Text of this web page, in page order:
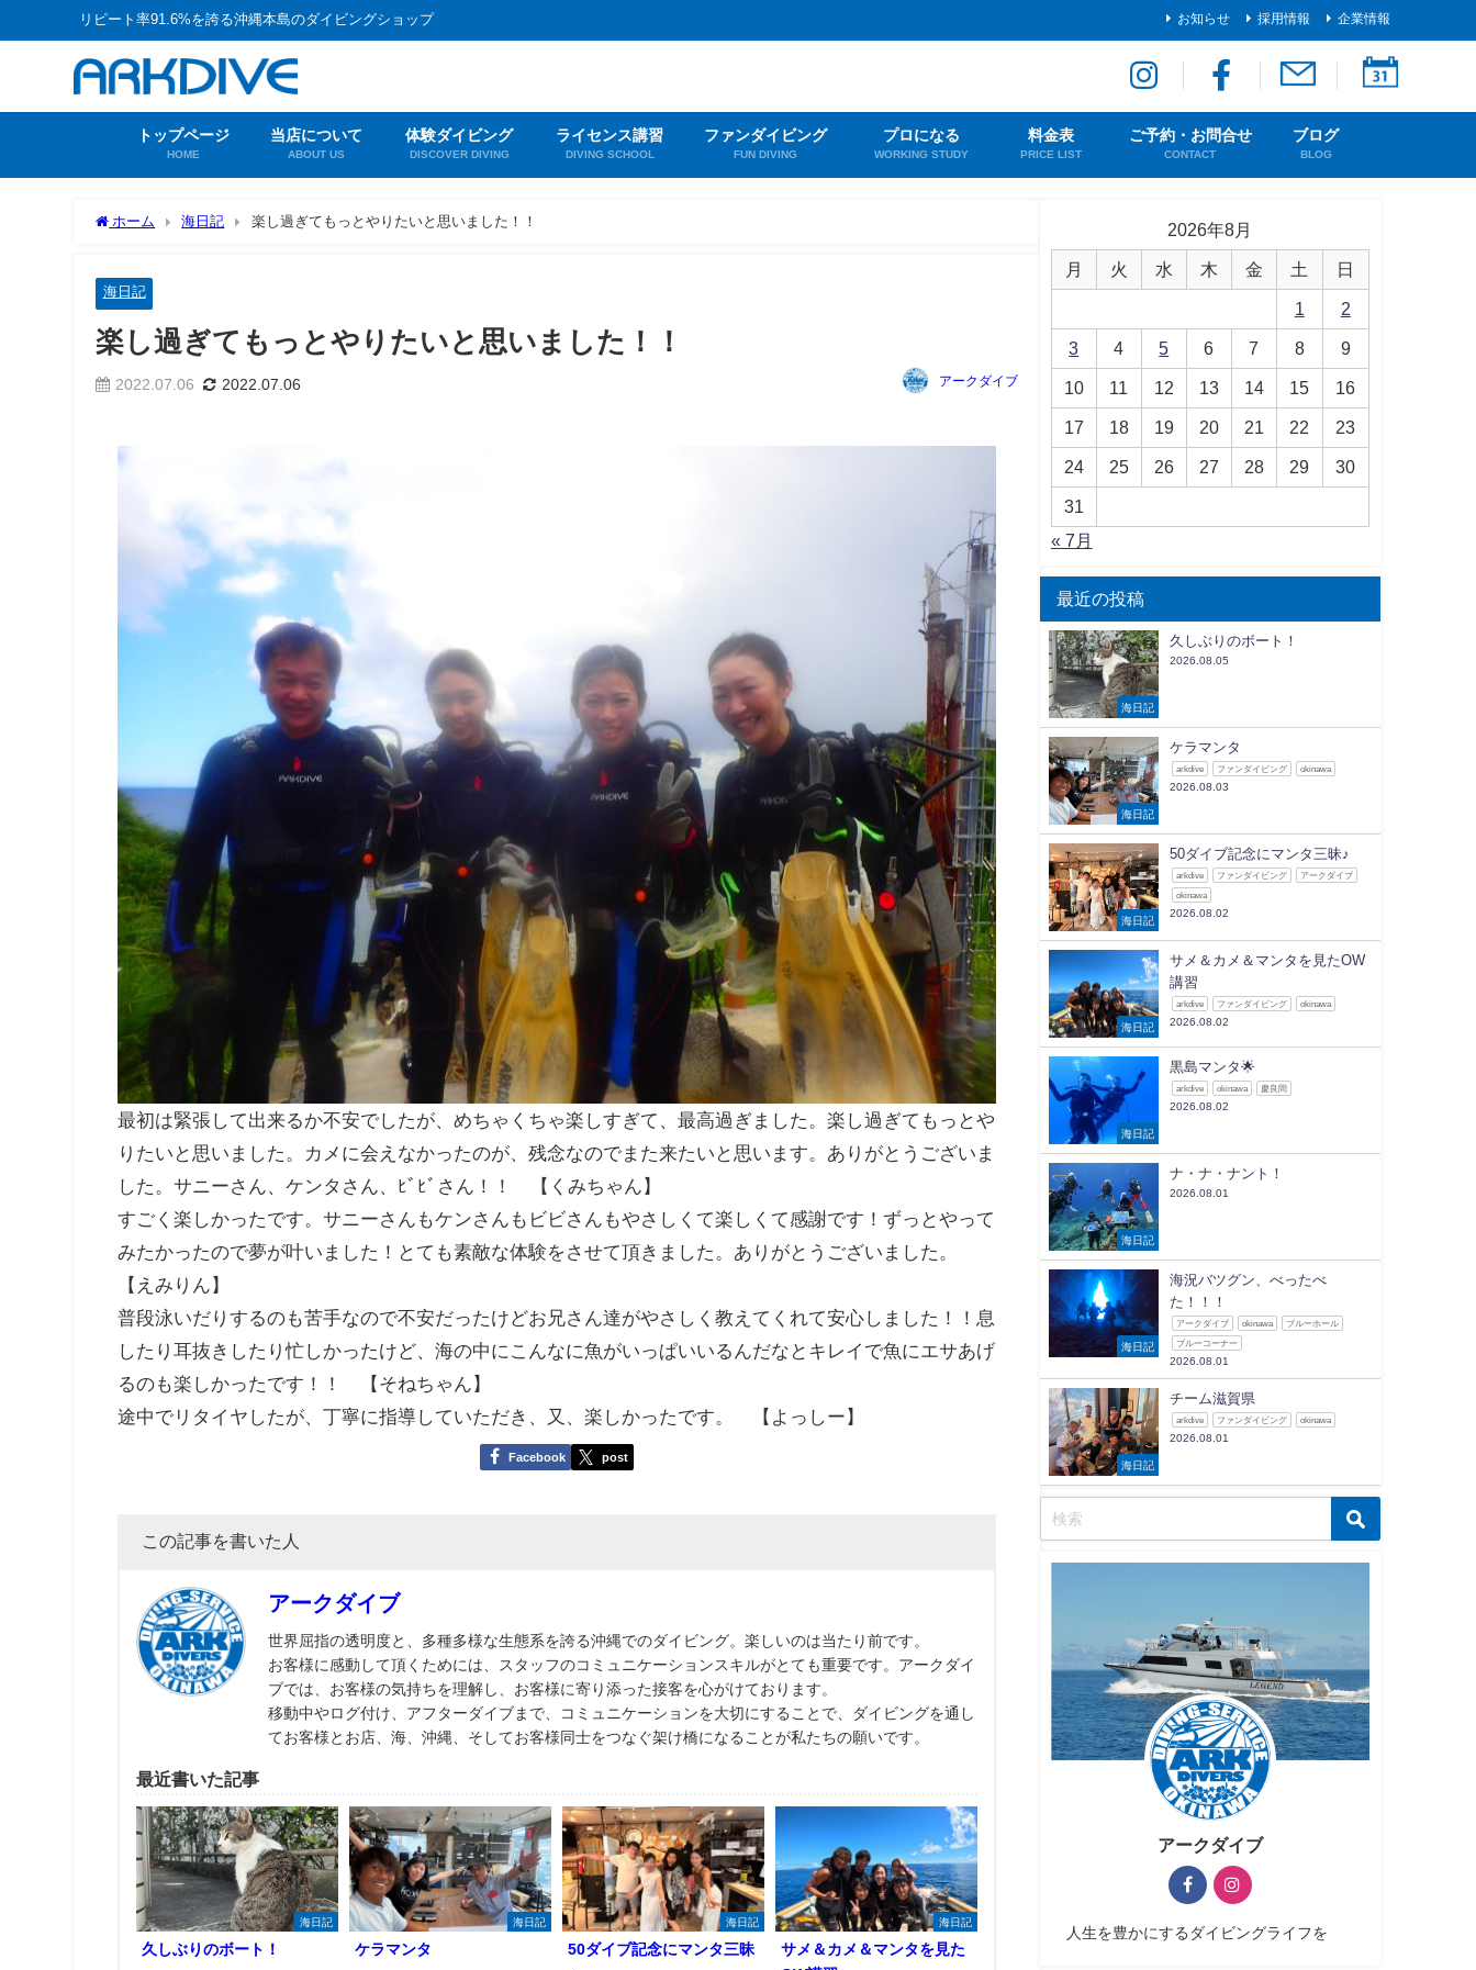
リピート率91.6%を誇る沖縄本島のダイビングショップ お知らせ 採用情報 企業情報
トップページ
HOME
当店について
ABOUT US
体験ダイビング
DISCOVER DIVING
ライセンス講習
DIVING SCHOOL
ファンダイビング
FUN DIVING
プロになる
WORKING STUDY
料金表
PRICE LIST
ご予約・お問合せ
CONTACT
ブログ
BLOG
ホーム 海日記 楽し過ぎてもっとやりたいと思いました！！
海日記
楽し過ぎてもっとやりたいと思いました！！
2022.07.06 2022.07.06 アークダイブ
最初は緊張して出来るか不安でしたが、めちゃくちゃ楽しすぎて、最高過ぎました。楽し過ぎてもっとや
りたいと思いました。カメに会えなかったのが、残念なのでまた来たいと思います。ありがとうございま
した。サニーさん、ケンタさん、ﾋﾞﾋﾞさん！！ 【くみちゃん】
すごく楽しかったです。サニーさんもケンさんもビビさんもやさしくて楽しくて感謝です！ずっとやって
みたかったので夢が叶いました！とても素敵な体験をさせて頂きました。ありがとうございました。
【えみりん】
普段泳いだりするのも苦手なので不安だったけどお兄さん達がやさしく教えてくれて安心しました！！息
したり耳抜きしたり忙しかったけど、海の中にこんなに魚がいっぱいいるんだなとキレイで魚にエサあげ
るのも楽しかったです！！ 【そねちゃん】
途中でリタイヤしたが、丁寧に指導していただき、又、楽しかったです。 【よっしー】
Facebook post
この記事を書いた人
アークダイブ
世界屈指の透明度と、多種多様な生態系を誇る沖縄でのダイビング。楽しいのは当たり前です。
お客様に感動して頂くためには、スタッフのコミュニケーションスキルがとても重要です。アークダイ
ブでは、お客様の気持ちを理解し、お客様に寄り添った接客を心がけております。
移動中やログ付け、アフターダイブまで、コミュニケーションを大切にすることで、ダイビングを通し
てお客様とお店、海、沖縄、そしてお客様同士をつなぐ架け橋になることが私たちの願いです。
最近書いた記事
海日記
久しぶりのボート！
海日記
ケラマンタ
海日記
50ダイブ記念にマンタ三昧
海日記
サメ＆カメ＆マンタを見た
2026年8月
月 火 水 木 金 土 日
1 2
3 4 5 6 7 8 9
10 11 12 13 14 15 16
17 18 19 20 21 22 23
24 25 26 27 28 29 30
31
« 7月
最近の投稿
海日記
久しぶりのボート！
2026.08.05
海日記
ケラマンタ
arkdive ファンダイビング okinawa
2026.08.03
海日記
50ダイブ記念にマンタ三昧♪
arkdive ファンダイビング アークダイブ
okinawa
2026.08.02
海日記
サメ＆カメ＆マンタを見たOW
講習
arkdive ファンダイビング okinawa
2026.08.02
海日記
黒島マンタ🌟
arkdive okinawa 慶良間
2026.08.02
海日記
ナ・ナ・ナント！
2026.08.01
海日記
海況バツグン、べったべ
た！！！
アークダイブ okinawa ブルーホール
ブルーコーナー
2026.08.01
海日記
チーム滋賀県
arkdive ファンダイビング okinawa
2026.08.01
アークダイブ
人生を豊かにするダイビングライフを